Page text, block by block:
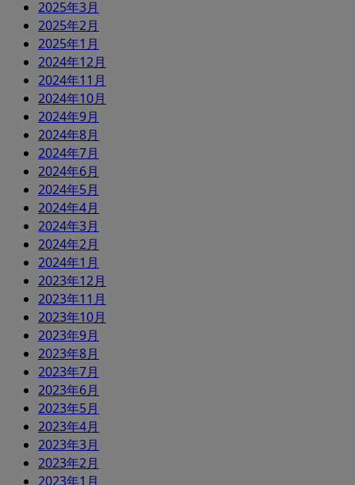
2025年3月
2025年2月
2025年1月
2024年12月
2024年11月
2024年10月
2024年9月
2024年8月
2024年7月
2024年6月
2024年5月
2024年4月
2024年3月
2024年2月
2024年1月
2023年12月
2023年11月
2023年10月
2023年9月
2023年8月
2023年7月
2023年6月
2023年5月
2023年4月
2023年3月
2023年2月
2023年1月